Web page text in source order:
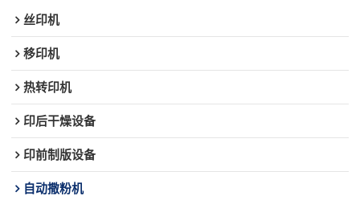
丝印机
移印机
热转印机
印后干燥设备
印前制版设备
自动撒粉机